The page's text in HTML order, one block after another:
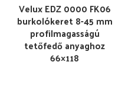
Velux EDZ 0000 FK06
burkolókeret 8-45 mm
profilmagasságú
tetőfedő anyaghoz
66×118